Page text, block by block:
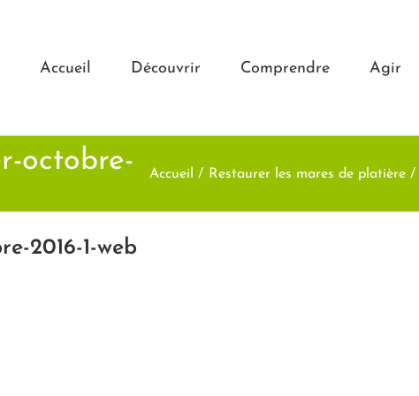
Accueil Découvrir Comprendre Agir
octobre-
Accueil Restaurer les mares de platière
2016-1-web